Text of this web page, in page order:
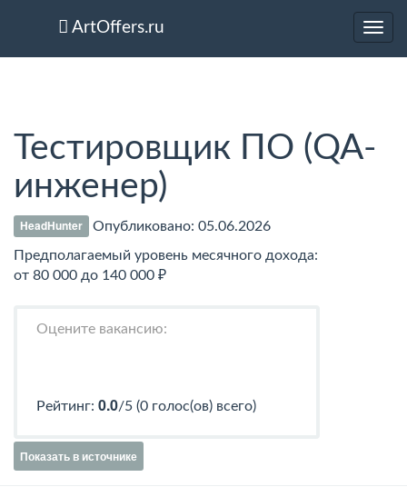
ArtOffers.ru
Тестировщик ПО (QA-
инженер)
HeadHunter Опубликовано:05.06.2026
Предполагаемый уровень месячного дохода:
от 80 000 до 140 000 ₽
Оцените вакансию:
Рейтинг: 0.0/5 (0 голос(ов) всего)
Показать в источнике